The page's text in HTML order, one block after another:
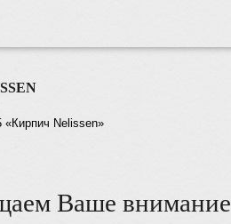
«Кирпич Nelissen»
Ваше внимание